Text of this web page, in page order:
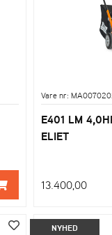
Vare nr:
E401 LM
ELIET
13.400,00
NYHED